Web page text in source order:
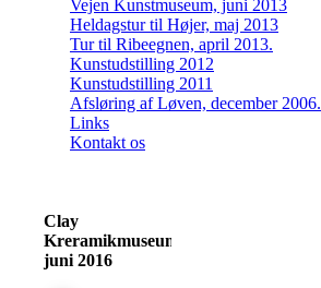
Vejen Kunstmuseum, juni 2013
Heldagstur til Højer, maj 2013
Tur til Ribeegnen, april 2013.
Kunstudstilling 2012
Kunstudstilling 2011
Afsløring af Løven, december 2006.
Links
Kontakt os
Clay
Kreramikmuseum,
juni 2016